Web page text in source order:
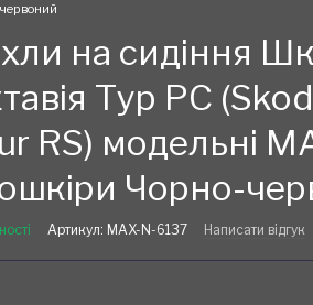
на сидіння
Тур РС
RS) модельні
Чорно-
Артикул: MAX-N-6137 Написати відгук